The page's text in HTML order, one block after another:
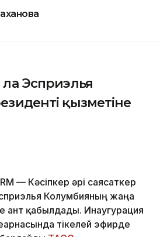
Эсприэлья
қызметіне
— Кәсіпкер әрі саясаткер
Колумбияның жаңа
ант қабылдады. Инаугурация
тікелей эфирде